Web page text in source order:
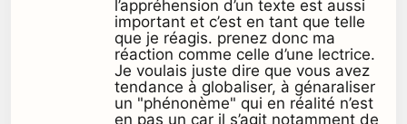
l’appréhension d’un texte est aussi
important et c’est en tant que telle
que je réagis. prenez donc ma
réaction comme celle d’une lectrice.
Je voulais juste dire que vous avez
tendance à globaliser, à génaraliser
un "phénonème" qui en réalité n’est
en pas un car il s’agit notamment de